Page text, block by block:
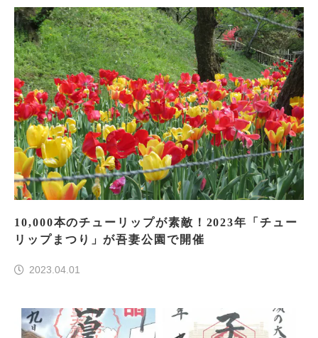
10,000本のチューリップが素敵！2023年「チュー
リップまつり」が吾妻公園で開催
2023.04.01